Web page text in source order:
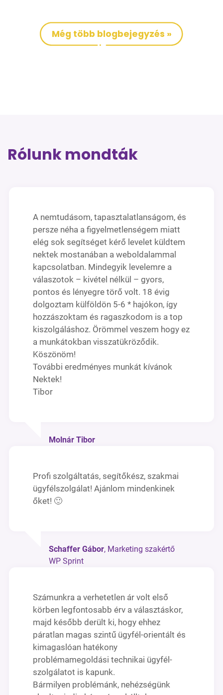
Még több blogbejegyzés »
Rólunk mondták
A nemtudásom, tapasztalatlanságom, és
persze néha a figyelmetlenségem miatt
elég sok segítséget kérő levelet küldtem
nektek mostanában a weboldalammal
kapcsolatban. Mindegyik levelemre a
válaszotok – kivétel nélkül – gyors,
pontos és lényegre törő volt. 18 évig
dolgoztam külföldön 5-6 * hajókon, így
hozzászoktam és ragaszkodom is a top
kiszolgáláshoz. Örömmel veszem hogy ez
a munkátokban visszatükröződik.
Köszönöm!
További eredményes munkát kívánok
Nektek!
Tibor
Molnár Tibor
Profi szolgáltatás, segítőkész, szakmai
ügyfélszolgálat! Ajánlom mindenkinek
őket! 🙂
Schaffer Gábor, Marketing szakértő
WP Sprint
Számunkra a verhetetlen ár volt első
körben legfontosabb érv a választáskor,
majd később derült ki, hogy ehhez
páratlan magas szintű ügyfél-orientált és
kimagaslóan hatékony
problémamegoldási technikai ügyfél-
szolgálatot is kapunk.
Bármilyen problémánk, nehézségünk